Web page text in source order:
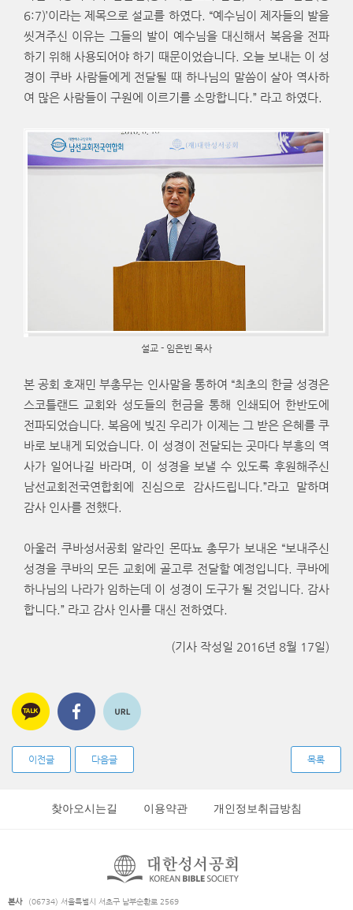
6:7)’이라는 제목으로 설교를 하였다. “예수님이 제자들의 발을
씻겨주신 이유는 그들의 발이 예수님을 대신해서 복음을 전파
하기 위해 사용되어야 하기 때문이었습니다. 오늘 보내는 이 성
경이 쿠바 사람들에게 전달될 때 하나님의 말씀이 살아 역사하
여 많은 사람들이 구원에 이르기를 소망합니다.” 라고 하였다.
설교 - 임은빈 목사
본 공회 호재민 부총무는 인사말을 통하여 “최초의 한글 성경은
스코틀랜드 교회와 성도들의 헌금을 통해 인쇄되어 한반도에
전파되었습니다. 복음에 빚진 우리가 이제는 그 받은 은혜를 쿠
바로 보내게 되었습니다. 이 성경이 전달되는 곳마다 부흥의 역
사가 일어나길 바라며, 이 성경을 보낼 수 있도록 후원해주신
남선교회전국연합회에 진심으로 감사드립니다.”라고 말하며
감사 인사를 전했다.
아울러 쿠바성서공회 알라인 몬따뇨 총무가 보내온 “보내주신
성경을 쿠바의 모든 교회에 골고루 전달할 예정입니다. 쿠바에
하나님의 나라가 임하는데 이 성경이 도구가 될 것입니다. 감사
합니다.” 라고 감사 인사를 대신 전하였다.
(기사 작성일 2016년 8월 17일)
이전글 다음글 목록
찾아오시는길 이용약관 개인정보취급방침
본사 (06734) 서울특별시 서초구 남부순환로 2569